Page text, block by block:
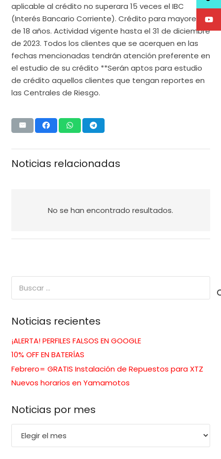
aplicable al crédito no superara 15 veces el IBC
(Interés Bancario Corriente). Crédito para mayores
de 18 años. Actividad vigente hasta el 31 de diciembre
de 2023. Todos los clientes que se acerquen en las
fechas mencionadas tendrán atención preferente en
el estudio de su crédito **Serán aptos para estudio
de crédito aquellos clientes que tengan reportes en
las Centrales de Riesgo.
Noticias relacionadas
No se han encontrado resultados.
Noticias recientes
¡ALERTA! PERFILES FALSOS EN GOOGLE
10% OFF EN BATERÍAS
Febrero= GRATIS Instalación de Repuestos para XTZ
Nuevos horarios en Yamamotos
Noticias por mes